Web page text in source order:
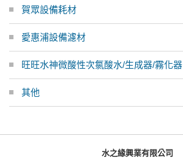
賀眾設備耗材
愛惠浦設備濾材
旺旺水神微酸性次氯酸水/生成器/霧化器
其他
水之緣興業有限公司